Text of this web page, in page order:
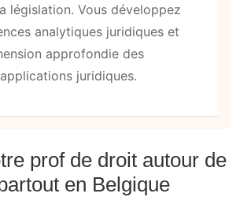
législation. Vous développez
analytiques juridiques et
approfondie des
juridiques.
prof de droit autour de
en Belgique